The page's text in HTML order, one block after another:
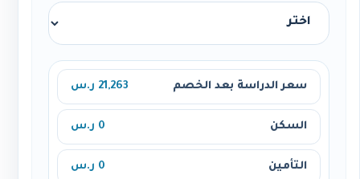
سعر الدراسة بعد الخصم 21,263 ر.س
السكن 0 ر.س
التأمين 0 ر.س